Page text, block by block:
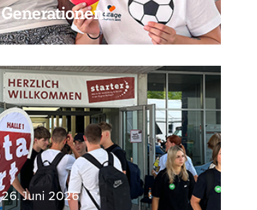
Generationen!
26. Juni 2026